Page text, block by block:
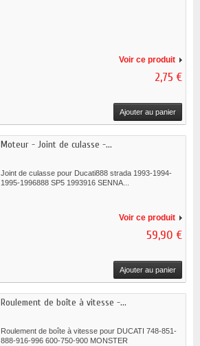
Voir ce produit
2,75 €
Ajouter au panier
Moteur - Joint de culasse -...
Joint de culasse pour Ducati888 strada 1993-1994-
1995-1996888 SP5 1993916 SENNA...
Voir ce produit
59,90 €
Ajouter au panier
Roulement de boîte à vitesse -...
Roulement de boîte à vitesse pour DUCATI 748-851-
888-916-996 600-750-900 MONSTER